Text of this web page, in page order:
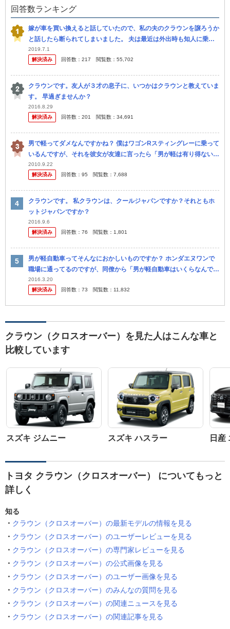
回答数ランキング
嫁が車を買い換えると話していたので、私の夫のクラウンを譲ろうか
と話したら断られてしまいました。 夫は最近は外出時も知人に乗せ
てもらう事が多いですし、嫁も買い出しで週に2回程度しか乗らない
ので、 ...
2019.7.1
解決済み
回答数： 217 閲覧数： 55,702
クラウンです。友人が３才の息子に、いつかはクラウンと教えていま
す。 早過ぎませんか？
2016.8.29
解決済み
回答数： 201 閲覧数： 34,691
男で軽ってダメなんですかね？ 僕はワゴンRスティングレーに乗って
いるんですが、それを彼女が友達に言ったら「男が軽は有り得ない」
と言われたらしいです。 それを聞いてなんとなく腹がたちました。
やっぱ...
2010.9.22
解決済み
回答数： 95 閲覧数： 7,688
クラウンです。 私クラウンは、クールジャパンですか？それともホ
ットジャパンですか？
2016.9.6
解決済み
回答数： 76 閲覧数： 1,801
男が軽自動車ってそんなにおかしいものですか？ ホンダエヌワンで
職場に通ってるのですが、同僚から「男が軽自動車はいくらなんでも
おかしいよ。クラウンみたいな高級車じゃなくても良いからせ めて3
ナンバ...
2016.3.20
解決済み
回答数： 73 閲覧数： 11,832
クラウン（クロスオーバー）を見た人はこんな車と
比較しています
スズキ ジムニー スズキ ハスラー 日産
トヨタ クラウン（クロスオーバー） についてもっと
詳しく
知る
クラウン（クロスオーバー）の最新モデルの情報を見る
クラウン（クロスオーバー）のユーザーレビューを見る
クラウン（クロスオーバー）の専門家レビューを見る
クラウン（クロスオーバー）の公式画像を見る
クラウン（クロスオーバー）のユーザー画像を見る
クラウン（クロスオーバー）のみんなの質問を見る
クラウン（クロスオーバー）の関連ニュースを見る
クラウン（クロスオーバー）の関連記事を見る